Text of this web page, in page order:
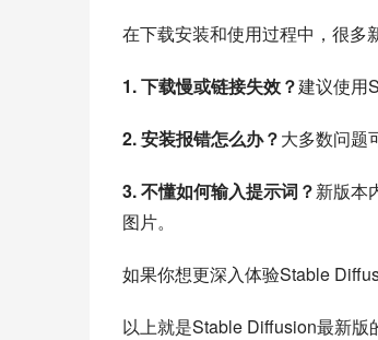
在下载安装和使用过程中，很多
1. 下载慢或链接失效？建议使用
2. 安装报错怎么办？大多数问题
3. 不懂如何输入提示词？新版本
图片。
如果你想更深入体验Stable
以上就是Stable Diffusion最新